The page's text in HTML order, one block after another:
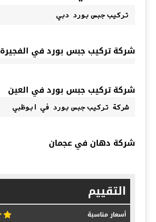
تركيب جبس بورد دبي
شركة تركيب جبس بورد في الفجيرة
شركة تركيب جبس بورد في العين
شركة تركيب جبس بورد في ابوظبي
شركة دهان في عجمان
التقييم
أسعار مناسبة